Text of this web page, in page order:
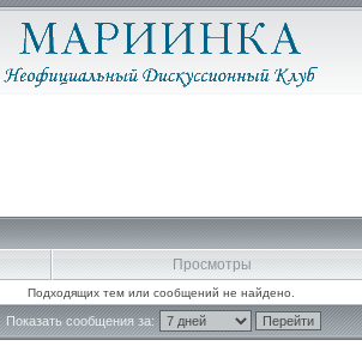
Просмотры
Подходящих тем или сообщений не найдено.
Показать сообщения за: